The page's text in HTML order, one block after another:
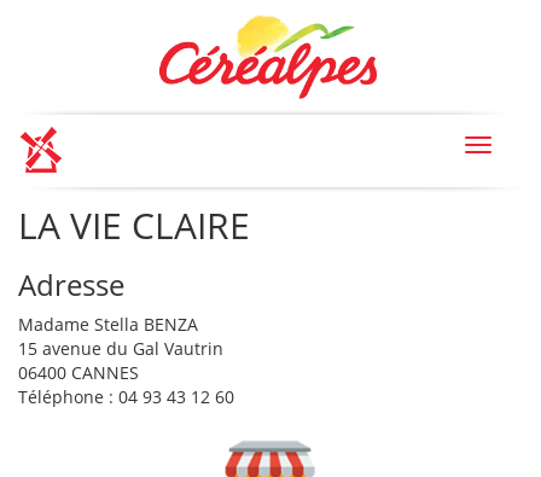
Toggle
LA VIE CLAIRE
Adresse
Madame Stella BENZA
15 avenue du Gal Vautrin
06400 CANNES
Téléphone : 04 93 43 12 60